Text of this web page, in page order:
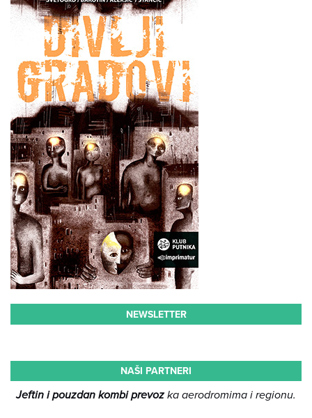
NEWSLETTER
NAŠI PARTNERI
Jeftin i pouzdan kombi prevozka aerodromima i regionu.